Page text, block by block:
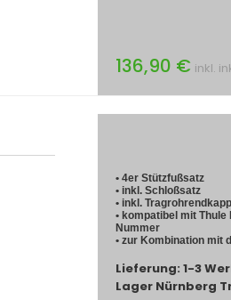
136,90 € inkl.
• 4er Stützfußsatz
• inkl. Schloßsatz
• inkl.
• kompatibel mit
Nummer
• zur Kombination mit
Lieferung: 1-3
Lager Nürnberg